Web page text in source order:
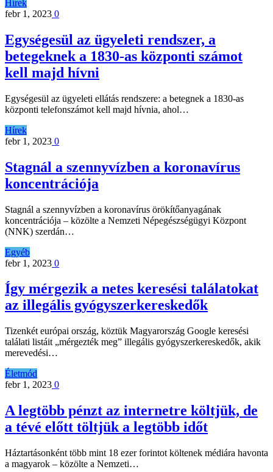
Hírek
febr 1, 2023 0
Egységesül az ügyeleti rendszer, a
betegeknek a 1830-as központi számot
kell majd hívni
Egységesül az ügyeleti ellátás rendszere: a betegnek a 1830-as
központi telefonszámot kell majd hívnia, ahol…
Hírek
febr 1, 2023 0
Stagnál a szennyvízben a koronavírus
koncentrációja
Stagnál a szennyvízben a koronavírus örökítőanyagának
koncentrációja – közölte a Nemzeti Népegészségügyi Központ
(NNK) szerdán…
Egyéb
febr 1, 2023 0
Így mérgezik a netes keresési találatokat
az illegális gyógyszerkereskedők
Tizenkét európai ország, köztük Magyarország Google keresési
találati listáit „mérgezték meg” illegális gyógyszerkereskedők, akik
merevedési…
Életmód
febr 1, 2023 0
A legtöbb pénzt az internetre költjük, de
a tévé előtt töltjük a legtöbb időt
Háztartásonként több mint 18 ezer forintot költenek médiára havonta
a magyarok – közölte a Nemzeti…